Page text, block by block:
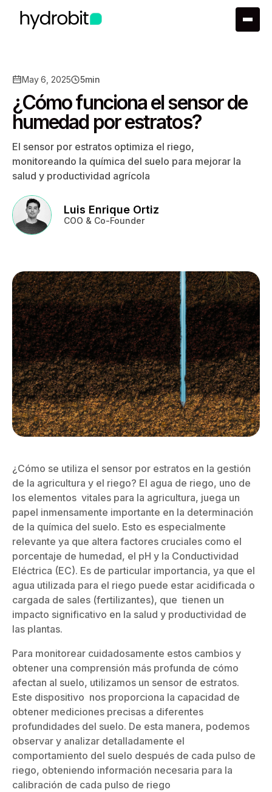
May 6, 2025 5min
¿Cómo funciona el sensor de
humedad por estratos?
El sensor por estratos optimiza el riego,
monitoreando la química del suelo para mejorar la
salud y productividad agrícola
Luis Enrique Ortiz
COO & Co-Founder
¿Cómo se utiliza el sensor por estratos en la gestión
de la agricultura y el riego? El agua de riego, uno de
los elementos vitales para la agricultura, juega un
papel inmensamente importante en la determinación
de la química del suelo. Esto es especialmente
relevante ya que altera factores cruciales como el
porcentaje de humedad, el pH y la Conductividad
Eléctrica (EC). Es de particular importancia, ya que el
agua utilizada para el riego puede estar acidificada o
cargada de sales (fertilizantes), que tienen un
impacto significativo en la salud y productividad de
las plantas.
Para monitorear cuidadosamente estos cambios y
obtener una comprensión más profunda de cómo
afectan al suelo, utilizamos un sensor de estratos.
Este dispositivo nos proporciona la capacidad de
obtener mediciones precisas a diferentes
profundidades del suelo. De esta manera, podemos
observar y analizar detalladamente el
comportamiento del suelo después de cada pulso de
riego, obteniendo información necesaria para la
calibración de cada pulso de riego